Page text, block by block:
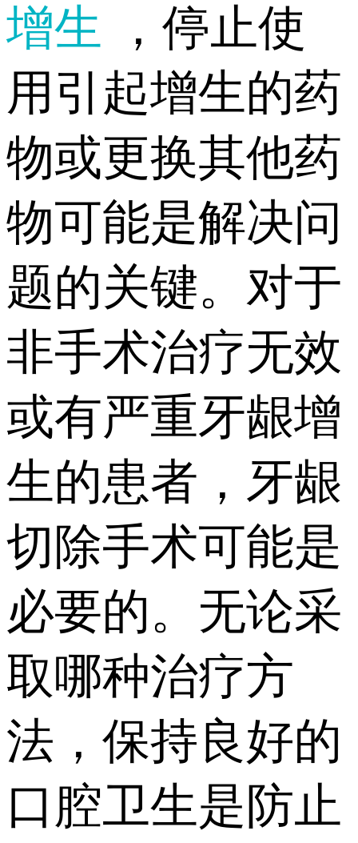
增生
，停止使
用引起增生的药
物或更换其他药
物可能是解决问
题的关键。对于
非手术治疗无效
或有严重牙龈增
生的患者，牙龈
切除手术可能是
必要的。无论采
取哪种治疗方
法，保持良好的
口腔卫生是防止